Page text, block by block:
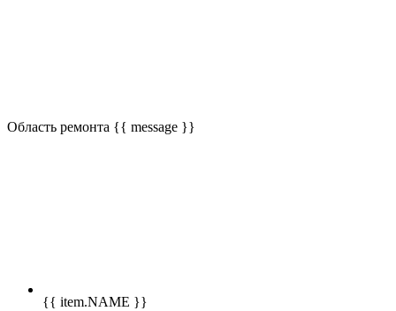
Область ремонта {{ message }}
{{ item.NAME }}